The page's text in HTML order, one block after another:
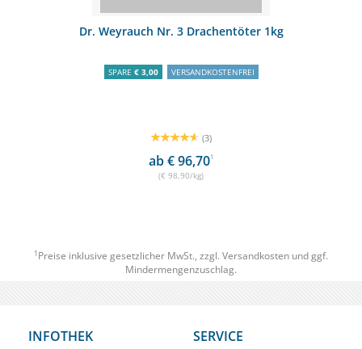
Dr. Weyrauch Nr. 3 Drachentöter 1kg
SPARE € 3,00 VERSANDKOSTENFREI
(3)
ab € 96,701
(€ 98,90/kg)
1 Preise inklusive gesetzlicher MwSt., zzgl. Versandkosten und ggf.
Mindermengenzuschlag.
INFOTHEK SERVICE